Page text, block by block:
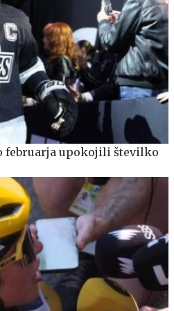
februarja upokojili številko